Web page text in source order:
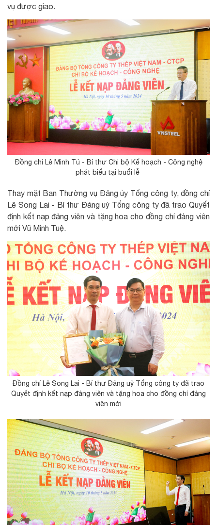
vụ được giao.
Đồng chí Lê Minh Tú - Bí thư Chi bộ Kế hoạch - Công nghệ
phát biểu tại buổi lễ
Thay mặt Ban Thường vụ Đảng ủy Tổng công ty, đồng chí
Lê Song Lai - Bí thư Đảng uỷ Tổng công ty đã trao Quyết
định kết nạp đảng viên và tặng hoa cho đồng chí đảng viên
mới Vũ Minh Tuệ.
Đồng chí Lê Song Lai - Bí thư Đảng uỷ Tổng công ty đã trao
Quyết định kết nạp đảng viên và tặng hoa cho đồng chí đảng
viên mới